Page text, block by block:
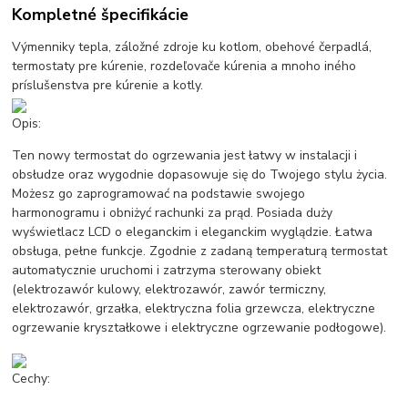
Kompletné špecifikácie
Výmenniky tepla, záložné zdroje ku kotlom, obehové čerpadlá,
termostaty pre kúrenie, rozdeľovače kúrenia a mnoho iného
príslušenstva pre kúrenie a kotly.
Opis:
Ten nowy termostat do ogrzewania jest łatwy w instalacji i
obsłudze oraz wygodnie dopasowuje się do Twojego stylu życia.
Możesz go zaprogramować na podstawie swojego
harmonogramu i obniżyć rachunki za prąd. Posiada duży
wyświetlacz LCD o eleganckim i eleganckim wyglądzie. Łatwa
obsługa, pełne funkcje. Zgodnie z zadaną temperaturą termostat
automatycznie uruchomi i zatrzyma sterowany obiekt
(elektrozawór kulowy, elektrozawór, zawór termiczny,
elektrozawór, grzałka, elektryczna folia grzewcza, elektryczne
ogrzewanie kryształkowe i elektryczne ogrzewanie podłogowe).
Cechy: